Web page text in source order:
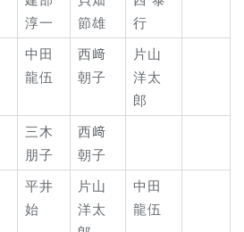
淳一
節雄
行
中田
龍伍
西﨑
朝子
片山
洋太
郎
三木
朋子
西﨑
朝子
平井
始
片山
洋太
中田
龍伍